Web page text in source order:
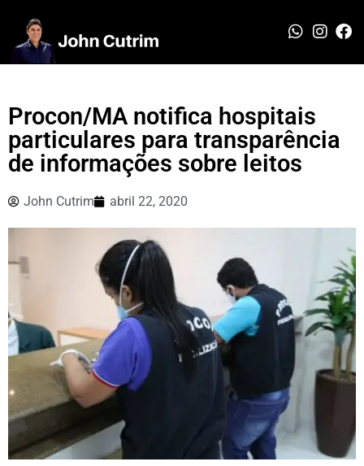
Procon/MA notifica hospitais
particulares para transparência
de informações sobre leitos
John Cutrim abril 22, 2020